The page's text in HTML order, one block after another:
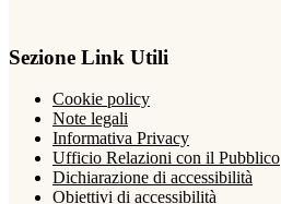
Sezione Link Utili
Cookie policy
Note legali
Informativa Privacy
Ufficio Relazioni con il Pubblico
Dichiarazione di accessibilità
Obiettivi di accessibilità